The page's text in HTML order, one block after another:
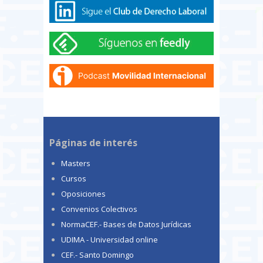
Páginas de interés
Masters
Cursos
Oposiciones
Convenios Colectivos
NormaCEF.- Bases de Datos Jurídicas
UDIMA - Universidad online
CEF.- Santo Domingo